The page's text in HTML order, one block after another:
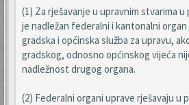
(1) Za rješavanje u upravnim stvarima
je nadležan federalni i kantonalni
gradska i općinska služba za upravu,
gradskog, odnosno općinskog vijeća
nadležnost drugog organa.
(2) Federalni organi uprave rješavaju u